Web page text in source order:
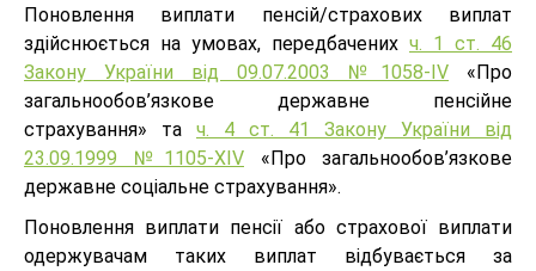
Поновлення виплати пенсій/страхових виплат
здійснюється на умовах, передбачених ч. 1 ст. 46
Закону України від 09.07.2003 №1058-IV «Про
загальнообов’язкове державне пенсійне
страхування» та ч. 4 ст. 41 Закону України від
23.09.1999 №1105-XIV «Про загальнообов’язкове
державне соціальне страхування».
Поновлення виплати пенсії або страхової виплати
одержувачам таких виплат відбувається за